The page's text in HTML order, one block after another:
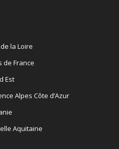
la Loire
de France
Est
Alpes Côte d’Azur
Aquitaine